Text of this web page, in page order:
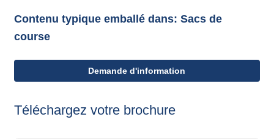
Contenu typique emballé dans: Sacs de
course
Demande d'information
Téléchargez votre brochure